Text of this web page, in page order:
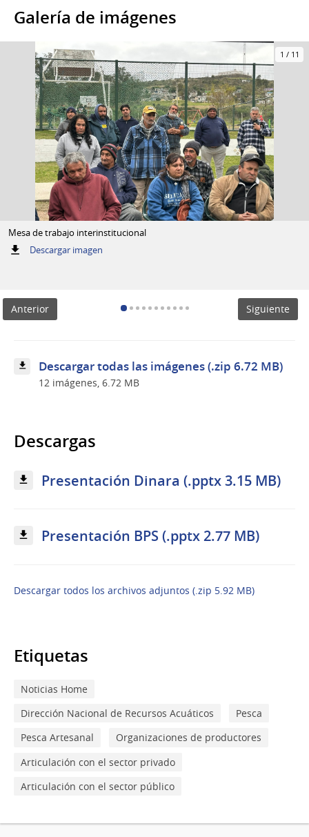
Galería de imágenes
1 / 11
Mesa de trabajo interinstitucional
Descargar imagen:
Anterior
Siguiente
Descargar todas las imágenes (.zip 6.72 MB)
12 imágenes, 6.72 MB
Descargas
Presentación Dinara (.pptx 3.15 MB)
Presentación BPS (.pptx 2.77 MB)
Descargar todos los archivos adjuntos (.zip 5.92 MB)
Etiquetas
Noticias Home
Dirección Nacional de Recursos Acuáticos
Pesca
Pesca Artesanal
Organizaciones de productores
Articulación con el sector privado
Articulación con el sector público